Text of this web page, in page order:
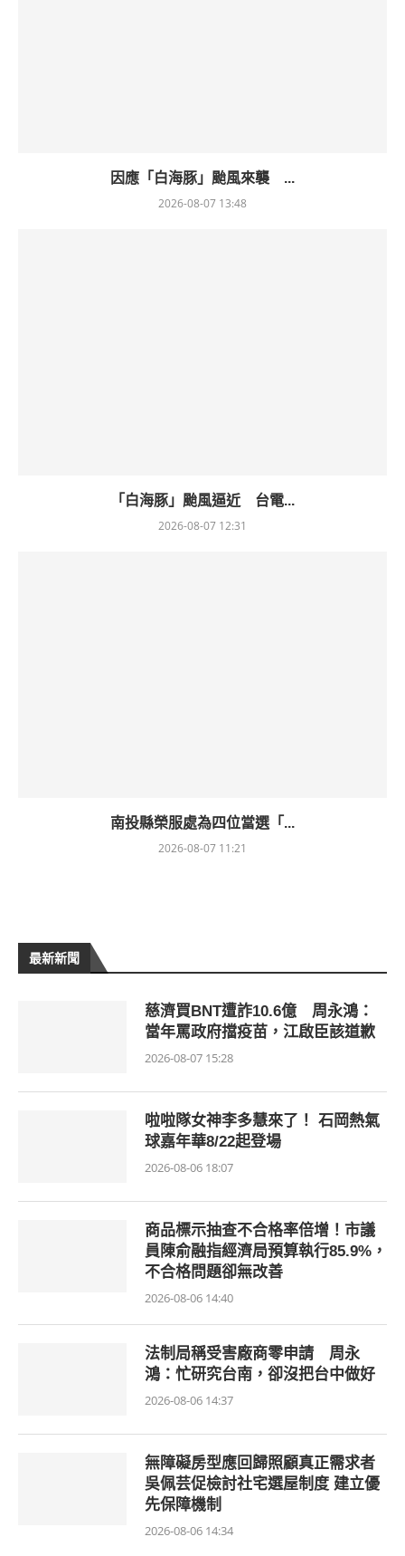
因應「白海豚」颱風來襲 ...
2026-08-07 13:48
「白海豚」颱風逼近 台電...
2026-08-07 12:31
南投縣榮服處為四位當選「...
2026-08-07 11:21
最新新聞
慈濟買BNT遭詐10.6億 周永鴻：
當年罵政府擋疫苗，江啟臣該道歉
2026-08-07 15:28
啦啦隊女神李多慧來了！ 石岡熱氣
球嘉年華8/22起登場
2026-08-06 18:07
商品標示抽查不合格率倍增！市議
員陳俞融指經濟局預算執行85.9%，
不合格問題卻無改善
2026-08-06 14:40
法制局稱受害廠商零申請 周永
鴻：忙研究台南，卻沒把台中做好
2026-08-06 14:37
無障礙房型應回歸照顧真正需求者
吳佩芸促檢討社宅選屋制度 建立優
先保障機制
2026-08-06 14:34